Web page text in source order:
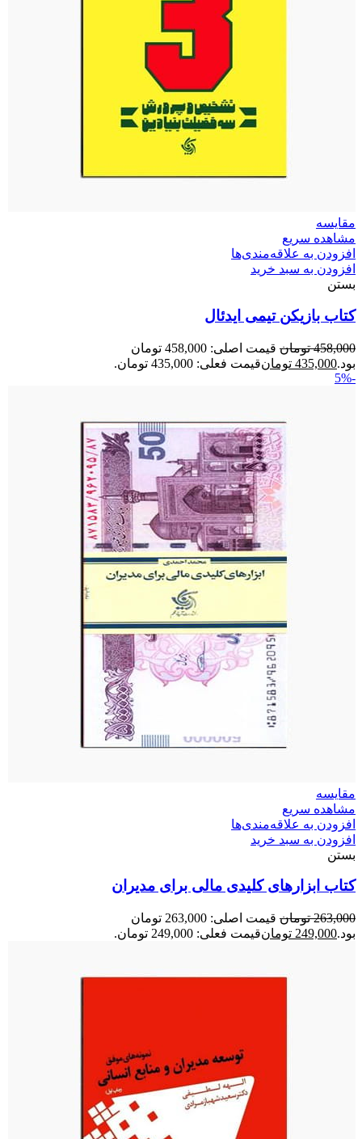
مقایسه
مشاهده سریع
افزودن به علاقه‌مندی‌ها
افزودن به سبد خرید
بستن
کتاب بازیکن تیمی ایدئال
458,000 تومان
قیمت اصلی: 458,000 تومان
بود.435,000 تومانقیمت فعلی: 435,000 تومان.
-5%
مقایسه
مشاهده سریع
افزودن به علاقه‌مندی‌ها
افزودن به سبد خرید
بستن
کتاب ابزارهای کلیدی مالی برای مدیران
263,000 تومان
قیمت اصلی: 263,000 تومان
بود.249,000 تومانقیمت فعلی: 249,000 تومان.